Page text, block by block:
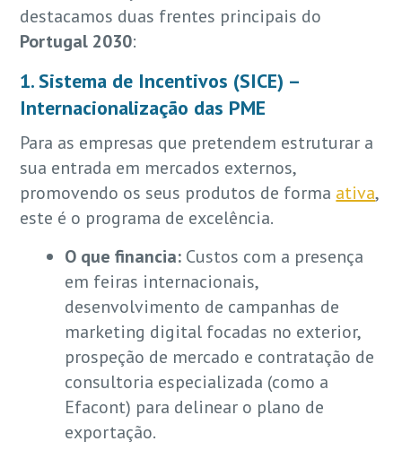
destacamos duas frentes principais do
Portugal 2030:
1. Sistema de Incentivos (SICE) –
Internacionalização das PME
Para as empresas que pretendem estruturar a
sua entrada em mercados externos,
promovendo os seus produtos de forma ativa,
este é o programa de excelência.
O que financia: Custos com a presença
em feiras internacionais,
desenvolvimento de campanhas de
marketing digital focadas no exterior,
prospeção de mercado e contratação de
consultoria especializada (como a
Efacont) para delinear o plano de
exportação.